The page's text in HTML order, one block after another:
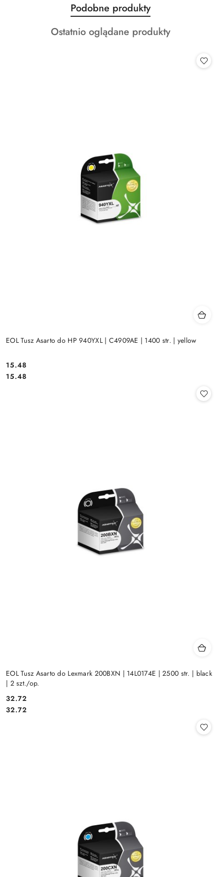
Pomiń karuzelę produktów
Produkty
o
statusie:
Podobne produkty
Produkty
Ostatnio oglądane produkty
EOL Tusz Asarto do HP 940YXL | C4909AE | 1400 str. | yellow
Cena:
15.48
Cena:
15.48
EOL Tusz Asarto do Lexmark 200BXN | 14L0174E | 2500 str. | black
| 2 szt./op.
Cena:
32.72
Cena:
32.72